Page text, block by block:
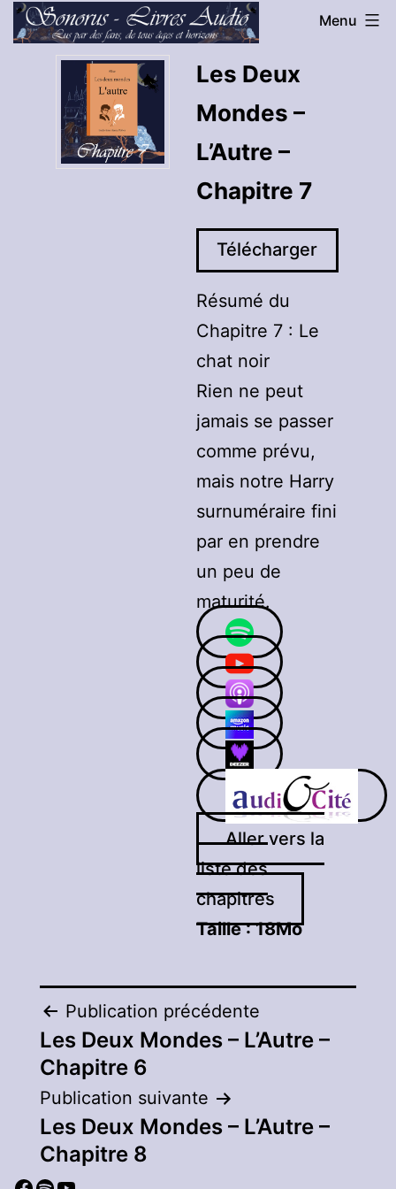
Aller
au
Sonorus
Menu
Les Deux
Mondes –
L’Autre –
Chapitre 7
Télécharger
Résumé du
Chapitre 7 : Le
chat noir
Rien ne peut
jamais se passer
comme prévu,
mais notre Harry
surnuméraire fini
par en prendre
un peu de
maturité.
Aller vers la
liste des
chapitres
Taille :18Mo
Navigation
de
l’article
Publication précédente
Les Deux Mondes – L’Autre –
Chapitre 6
Publication suivante
Les Deux Mondes – L’Autre –
Chapitre 8